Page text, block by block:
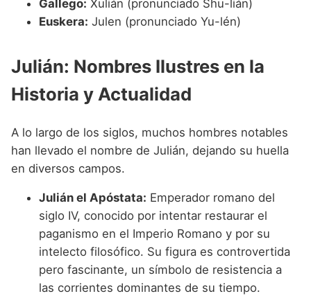
Gallego: Xulián (pronunciado Shu-lián)
Euskera: Julen (pronunciado Yu-lén)
Julián: Nombres Ilustres en la
Historia y Actualidad
A lo largo de los siglos, muchos hombres notables
han llevado el nombre de Julián, dejando su huella
en diversos campos.
Julián el Apóstata: Emperador romano del
siglo IV, conocido por intentar restaurar el
paganismo en el Imperio Romano y por su
intelecto filosófico. Su figura es controvertida
pero fascinante, un símbolo de resistencia a
las corrientes dominantes de su tiempo.